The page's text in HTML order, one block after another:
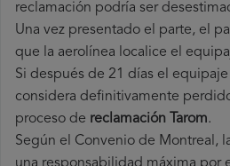
reclamación podría ser
Una vez presentado el parte, el
que la aerolínea localice el
Si después de 21 días el
considera definitivamente
proceso de reclamación Tarom.
Según el Convenio de Montreal,